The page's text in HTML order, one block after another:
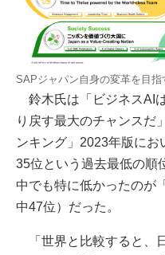
SAPジャパン自身の変革を目指
鈴木氏は「ビジネスAI
り戻す最大のチャンスだ
ンキング」2023年版に
35位という過去最低の順
中でも特に低かったのが
中47位）だった。
「世界と比較すると、